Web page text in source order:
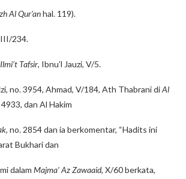
Al Qur’anhal. 119).
III/234.
Tafsir, Ibnu’l Jauzi, V/5.
no. 3954, Ahmad, V/184, Ath Thabrani diAl
4933, dan Al Hakim
, no. 2854 dan ia berkomentar, “Hadits ini
Bukhari dan
dalam Majma’ Az Zawaaid, X/60 berkata,